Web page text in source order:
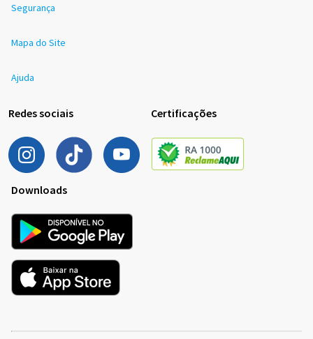
Segurança
Mapa do Site
Ajuda
Redes sociais Certificações
Downloads